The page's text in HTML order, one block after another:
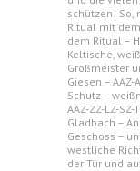
schützen! So,
Ritual mit
dem Ritual –
Keltische,
Großmeister
Giesen –
Schutz –
AAZ-ZZ-LZ-SZ-
Gladbach –
Geschoss –
westliche
der Tür und